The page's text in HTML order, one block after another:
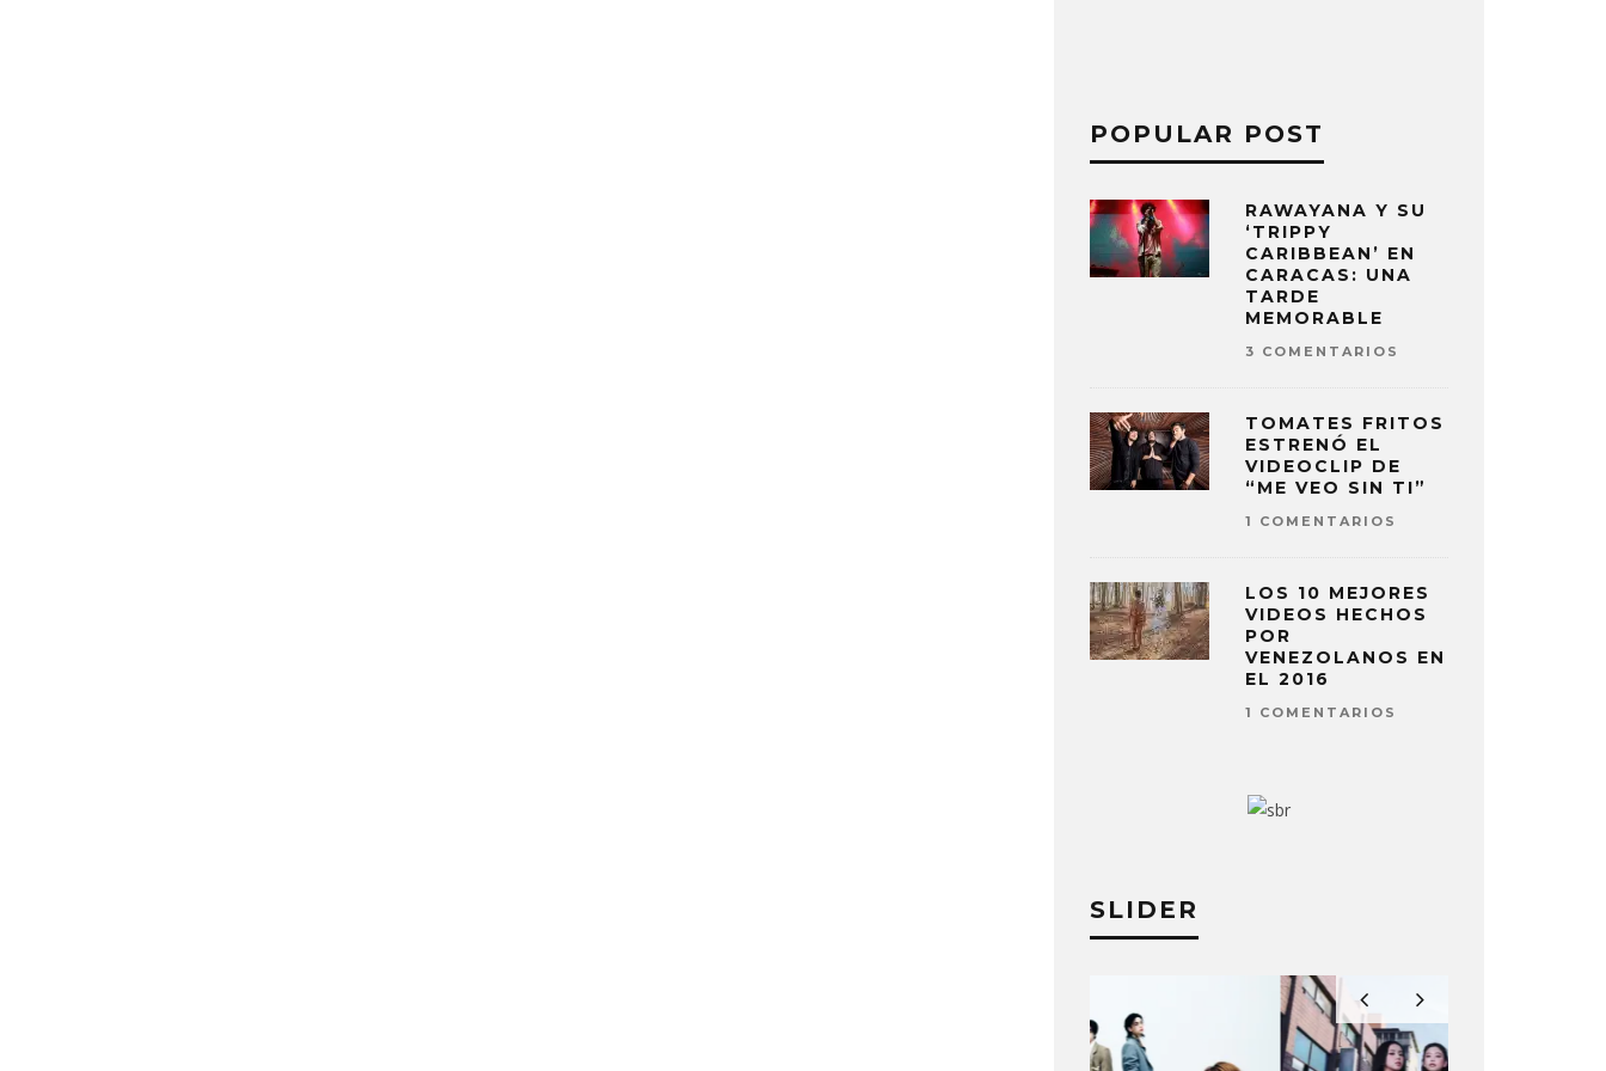
POPULAR POST
RAWAYANA Y SU
‘TRIPPY
CARIBBEAN’ EN
CARACAS: UNA
TARDE
MEMORABLE
3 COMENTARIOS
TOMATES FRITOS
ESTRENÓ EL
VIDEOCLIP DE
“ME VEO SIN TI”
1 COMENTARIOS
LOS 10 MEJORES
VIDEOS HECHOS
POR
VENEZOLANOS EN
EL 2016
1 COMENTARIOS
SLIDER